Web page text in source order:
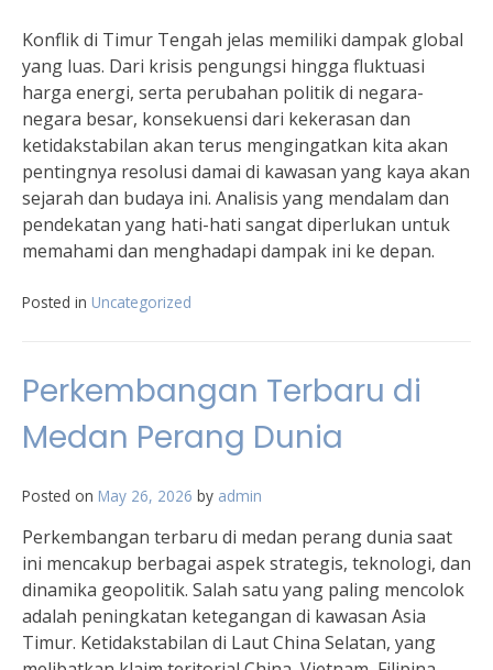
Konflik di Timur Tengah jelas memiliki dampak global
yang luas. Dari krisis pengungsi hingga fluktuasi
harga energi, serta perubahan politik di negara-
negara besar, konsekuensi dari kekerasan dan
ketidakstabilan akan terus mengingatkan kita akan
pentingnya resolusi damai di kawasan yang kaya akan
sejarah dan budaya ini. Analisis yang mendalam dan
pendekatan yang hati-hati sangat diperlukan untuk
memahami dan menghadapi dampak ini ke depan.
Posted in Uncategorized
Perkembangan Terbaru di
Medan Perang Dunia
Posted on May 26, 2026 by admin
Perkembangan terbaru di medan perang dunia saat
ini mencakup berbagai aspek strategis, teknologi, dan
dinamika geopolitik. Salah satu yang paling mencolok
adalah peningkatan ketegangan di kawasan Asia
Timur. Ketidakstabilan di Laut China Selatan, yang